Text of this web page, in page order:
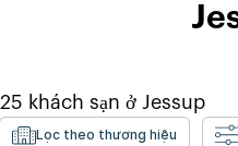
25 khách sạn ở Jessup
Lọc theo thương hiệu